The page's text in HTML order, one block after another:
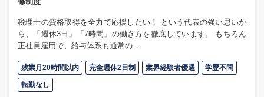
税理士の資格取得を全力で応援したい！ という代表の強い思いか
ら、「週休3日」「7時間」の働き方を徹底しています。 もちろん
正社員雇用で、給与体系も通常の...
残業月20時間以内 完全週休2日制 業界経験者優遇 学歴不問
転勤なし